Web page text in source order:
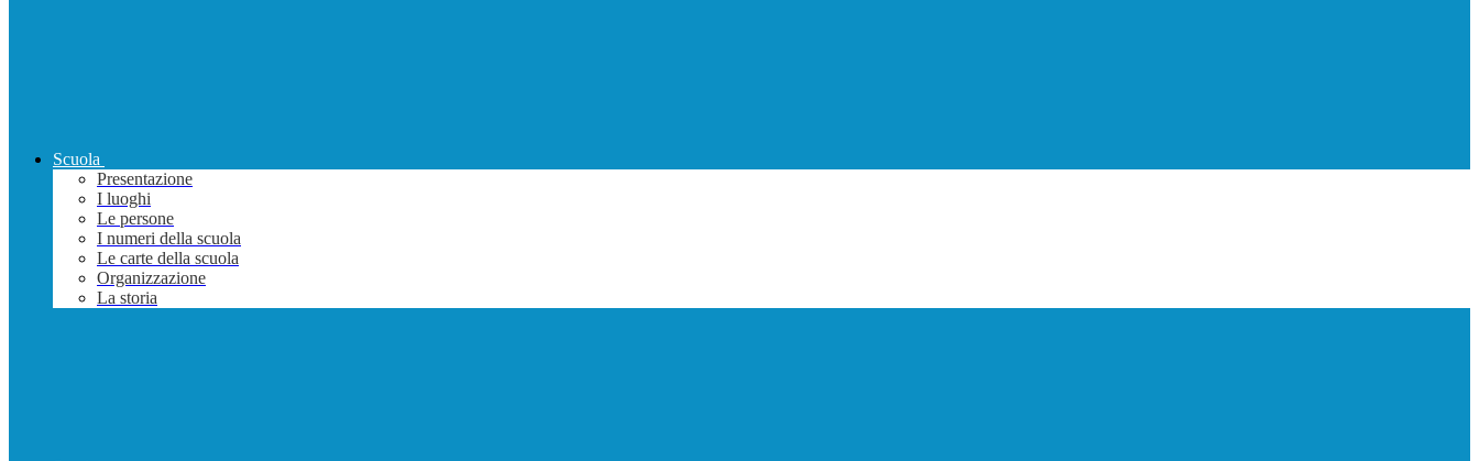
Scuola
Presentazione
I luoghi
Le persone
I numeri della scuola
Le carte della scuola
Organizzazione
La storia